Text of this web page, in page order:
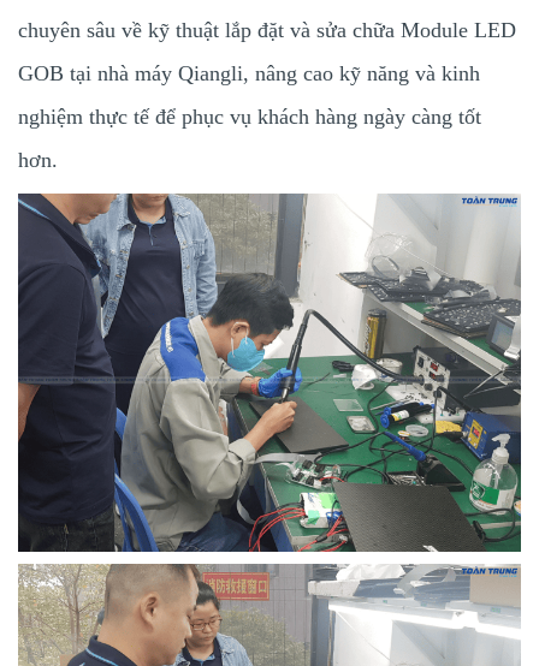
chuyên sâu về kỹ thuật lắp đặt và sửa chữa Module LED
GOB tại nhà máy Qiangli, nâng cao kỹ năng và kinh
nghiệm thực tế để phục vụ khách hàng ngày càng tốt
hơn.